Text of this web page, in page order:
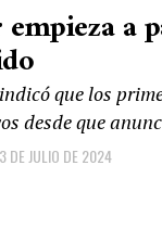
a
que los
desde que
DE JULIO DE 2024